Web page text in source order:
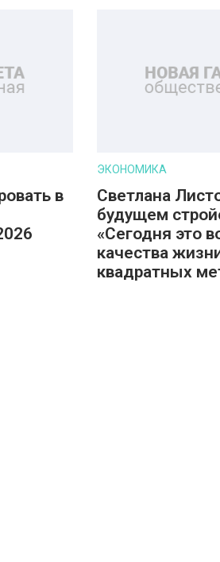
в
ЭКОНОМИКА
Светлана
будущем
«Сегодня это
качества
квадратных